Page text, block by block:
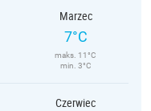
Marzec
7°C
maks. 11°C
min. 3°C
Czerwiec